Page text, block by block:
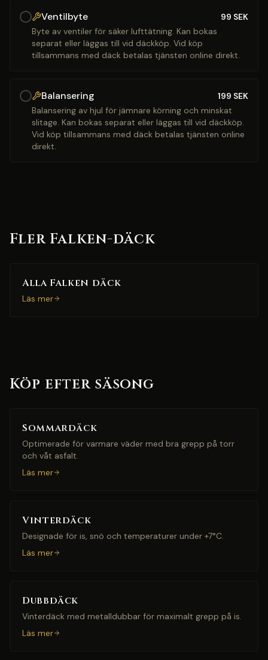
Ventilbyte 99 SEK
Byte av ventiler för säker lufttätning. Kan bokas
separat eller läggas till vid däckköp. Vid köp
tillsammans med däck betalas tjänsten online direkt.
Balansering 199 SEK
Balansering av hjul för jämnare körning och minskat
slitage. Kan bokas separat eller läggas till vid däckköp.
Vid köp tillsammans med däck betalas tjänsten online
direkt.
Fler Falken-däck
Alla Falken däck
Läs mer
Köp efter säsong
Sommardäck
Optimerade för varmare väder med bra grepp på torr
och våt asfalt.
Läs mer
Vinterdäck
Designade för is, snö och temperaturer under +7°C.
Läs mer
Dubbdäck
Vinterdäck med metalldubbar för maximalt grepp på is.
Läs mer